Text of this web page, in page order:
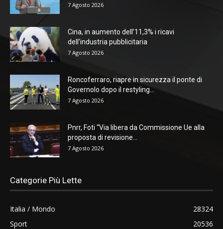
7 Agosto 2026
Cina, in aumento dell’11,3% i ricavi
dell’industria pubblicitaria
7 Agosto 2026
Roncoferraro, riapre in sicurezza il ponte di
Governolo dopo il restyling...
7 Agosto 2026
Pnrr, Foti “Via libera da Commissione Ue alla
proposta di revisione...
7 Agosto 2026
Categorie Più Lette
Italia / Mondo
28324
Sport
20536